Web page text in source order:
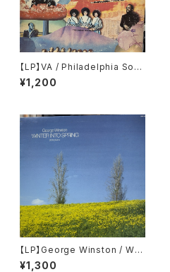
【LP】VA / Philadelphia Soun
d Vol. 1
¥1,200
【LP】George Winston / Win
ter Into Spring
¥1,300